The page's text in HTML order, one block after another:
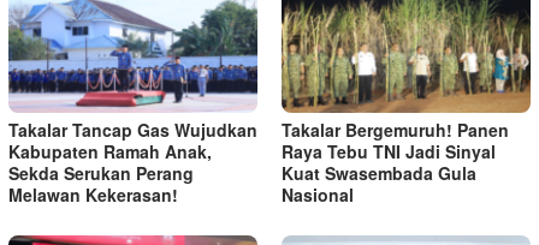
Takalar Tancap Gas Wujudkan
Kabupaten Ramah Anak,
Sekda Serukan Perang
Melawan Kekerasan!
Takalar Bergemuruh! Panen
Raya Tebu TNI Jadi Sinyal
Kuat Swasembada Gula
Nasional